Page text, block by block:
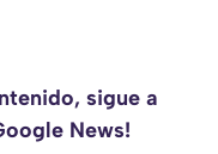
sigue a
News!